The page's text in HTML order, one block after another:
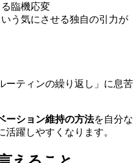
臨機応変
う気にさせる独自の引力が
ーティンの繰り返し」に息苦
ーション維持の方法を自分な
躍しやすくなります。